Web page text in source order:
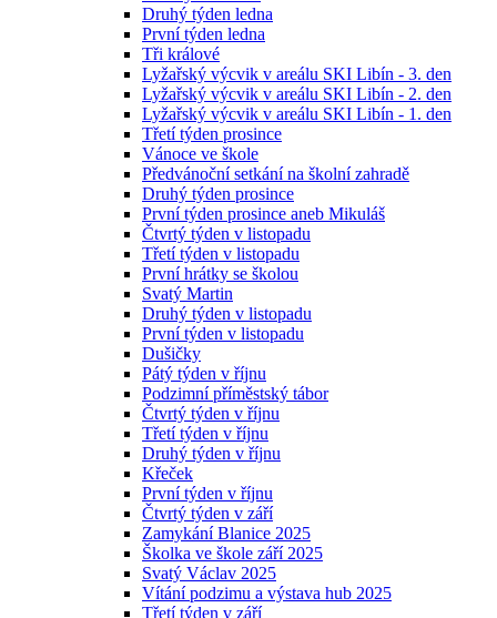
Druhý týden ledna
První týden ledna
Tři králové
Lyžařský výcvik v areálu SKI Libín - 3. den
Lyžařský výcvik v areálu SKI Libín - 2. den
Lyžařský výcvik v areálu SKI Libín - 1. den
Třetí týden prosince
Vánoce ve škole
Předvánoční setkání na školní zahradě
Druhý týden prosince
První týden prosince aneb Mikuláš
Čtvrtý týden v listopadu
Třetí týden v listopadu
První hrátky se školou
Svatý Martin
Druhý týden v listopadu
První týden v listopadu
Dušičky
Pátý týden v říjnu
Podzimní příměstský tábor
Čtvrtý týden v říjnu
Třetí týden v říjnu
Druhý týden v říjnu
Křeček
První týden v říjnu
Čtvrtý týden v září
Zamykání Blanice 2025
Školka ve škole září 2025
Svatý Václav 2025
Vítání podzimu a výstava hub 2025
Třetí týden v září